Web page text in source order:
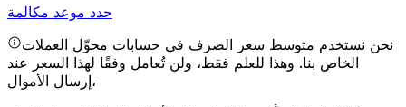
حدد موعد مكالمة
نحن نستخدم متوسط سعر الصرف في حسابات محوِّل العملات
الخاص بنا. وهذا للعلم فقط، ولن تُعامل وفقًا لهذا السعر عند
إرسال الأموال،